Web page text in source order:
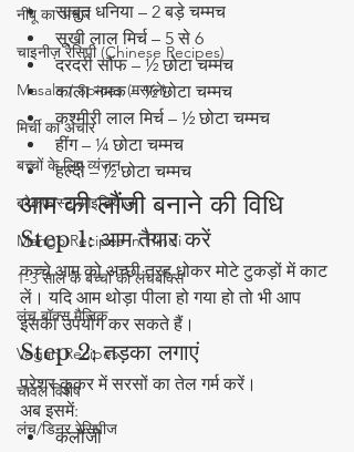
नींबू का अचार
चाइनीज़ रेसिपी (Chinese Recipes)
Masala / Spices (मसाले)
मिर्ची का अचार
बच्चों के लिए व्यंजन
ब्रेकफास्ट आइडियाज
Mango Recipes in Hindi
1-3 साल के बच्चों का लंचबॉक्स
लंच बॉक्स मैजिक
Vegan Recipes
चावल विशेष
लंच/डिनर रेसिपीज
साबुत धनिया – 2 बड़े चम्मच
सूखी लाल मिर्च – 5 से 6
दरदरी सौंफ – ½ छोटा चम्मच
काला नमक – ½ छोटा चम्मच
कश्मीरी लाल मिर्च – ½ छोटा चम्मच
हींग – ¼ छोटा चम्मच
हल्दी – ½ छोटा चम्मच
आम की लौंजी बनाने की विधि
Step 1: आम तैयार करें
कच्चे आम को अच्छी तरह धोकर मोटे टुकड़ों में काट
लें। यदि आम थोड़ा पीला हो गया हो तो भी आप
इसका उपयोग कर सकते हैं।
Step 2: तड़का लगाएं
प्रेशर कुकर में सरसों का तेल गर्म करें।
अब इसमें:
कलौंजी